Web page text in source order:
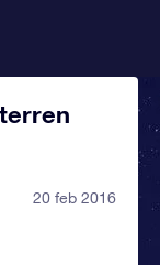
20 feb 2016